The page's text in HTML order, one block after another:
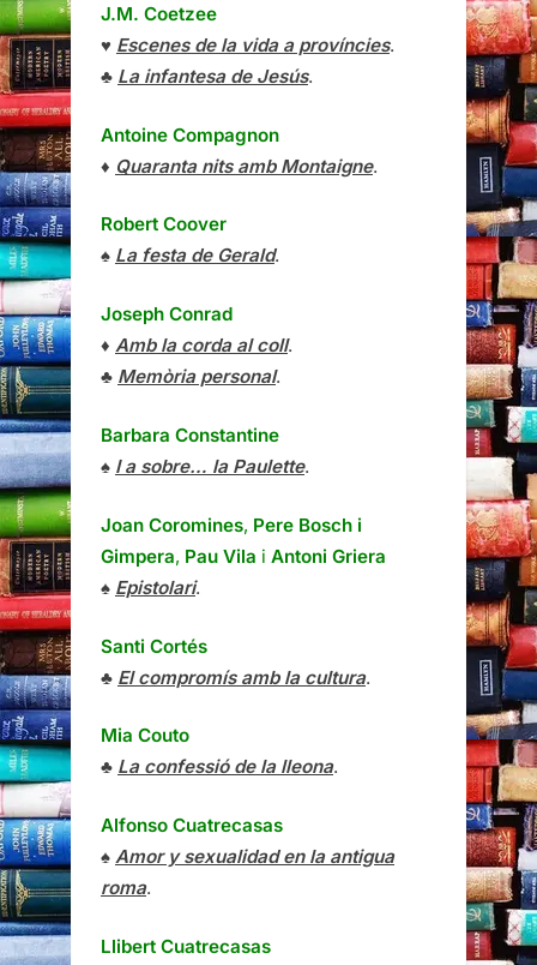
J.M. Coetzee
♥ Escenes de la vida a províncies.
♣ La infantesa de Jesús.
Antoine Compagnon
♦ Quaranta nits amb Montaigne.
Robert Coover
♠ La festa de Gerald.
Joseph Conrad
♦ Amb la corda al coll.
♣ Memòria personal.
Barbara Constantine
♠ I a sobre… la Paulette.
Joan Coromines, Pere Bosch i
Gimpera, Pau Vila i Antoni Griera
♠ Epistolari.
Santi Cortés
♣ El compromís amb la cultura.
Mia Couto
♣ La confessió de la lleona.
Alfonso Cuatrecasas
♠ Amor y sexualidad en la antigua
roma.
Llibert Cuatrecasas